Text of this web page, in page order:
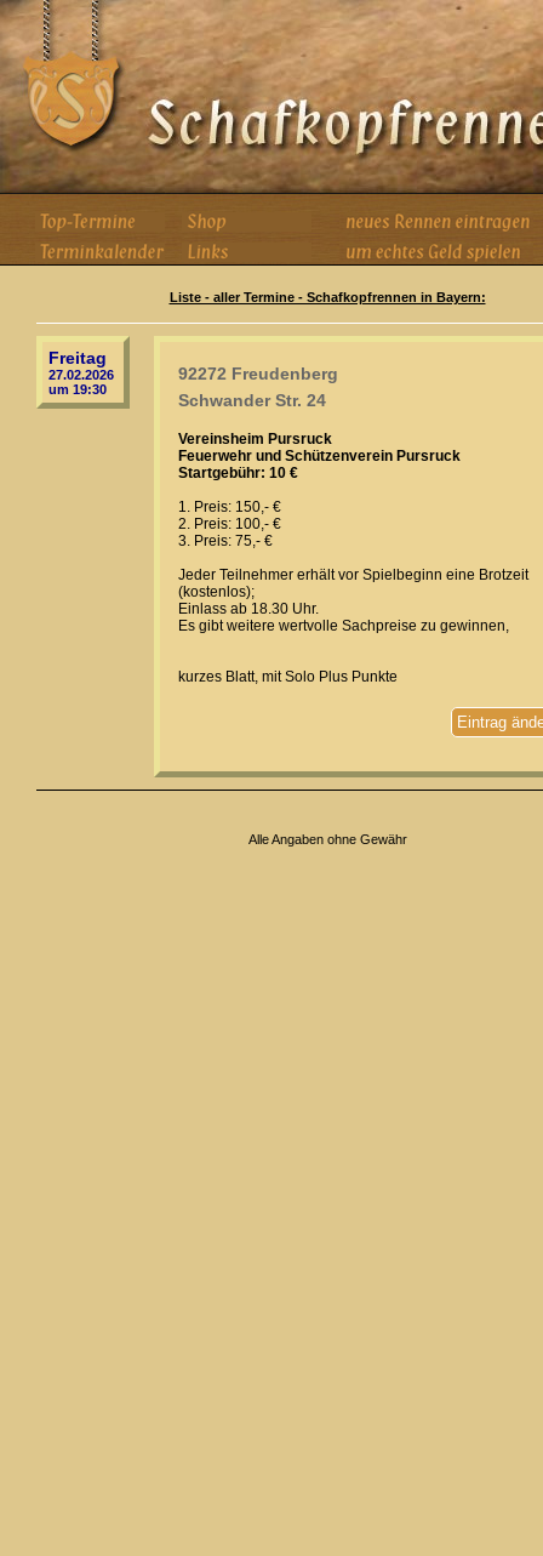
Liste - aller Termine - Schafkopfrennen in Bayern:
Freitag
27.02.2026
um 19:30
92272 Freudenberg
Schwander Str. 24
Vereinsheim Pursruck
Feuerwehr und Schützenverein Pursruck
Startgebühr: 10 €
1. Preis: 150,- €
2. Preis: 100,- €
3. Preis: 75,- €
Jeder Teilnehmer erhält vor Spielbeginn eine Brotzeit
(kostenlos);
Einlass ab 18.30 Uhr.
Es gibt weitere wertvolle Sachpreise zu gewinnen,
kurzes Blatt, mit Solo Plus Punkte
Eintrag
Alle Angaben ohne Gewähr